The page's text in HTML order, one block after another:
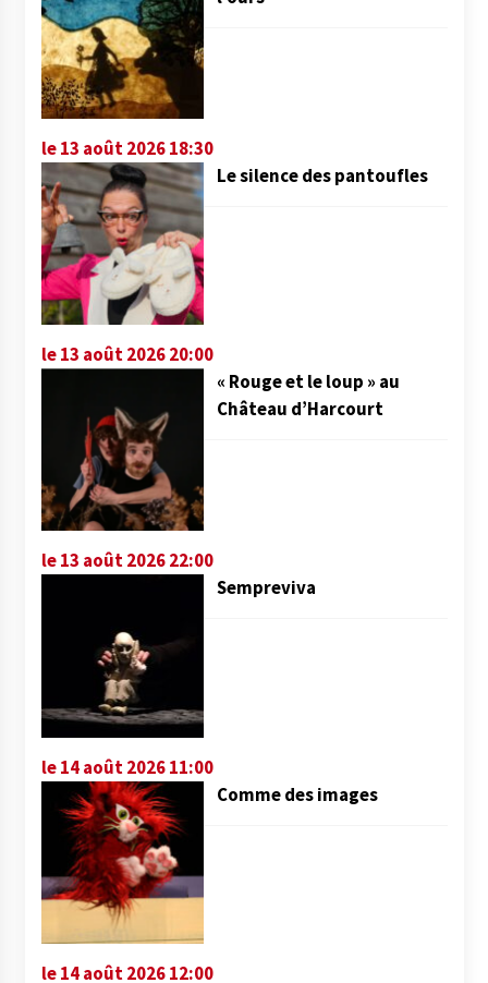
le 13 août 2026 18:30
Le silence des pantoufles
le 13 août 2026 20:00
« Rouge et le loup » au
Château d’Harcourt
le 13 août 2026 22:00
Sempreviva
le 14 août 2026 11:00
Comme des images
le 14 août 2026 12:00